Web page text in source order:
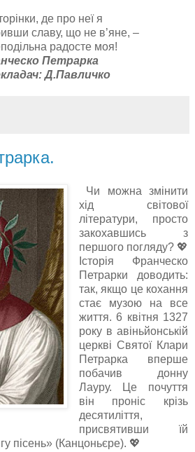
де про неї я
славу, що не в’яне, –
радосте моя!
Петрарка
Д.Павличко
Чи можна змінити
хід світової
літератури, просто
закохавшись з
першого погляду? 💖
Історія Франческо
Петрарки доводить:
так, якщо це кохання
стає музою на все
життя. 6 квітня 1327
року в авіньйонській
церкві Святої Клари
Петрарка вперше
побачив донну
Лауру. Це почуття
він проніс крізь
десятиліття,
присвятивши їй
пісень» (Канцоньєре). 💖